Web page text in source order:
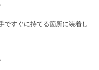
ですぐに持てる箇所に装着し